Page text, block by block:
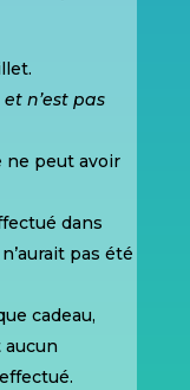
n’est pas
ne peut avoir
dans
pas été
cadeau,
aucun